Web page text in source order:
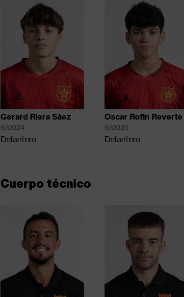
Gerard Riera Sàez
8/2024
Delantero
Oscar Rofin Reverte
8/2025
Delantero
Cuerpo técnico